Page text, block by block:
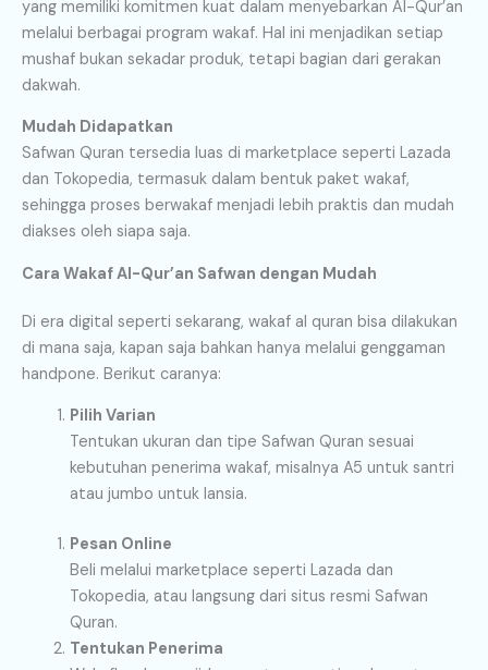
yang memiliki komitmen kuat dalam menyebarkan Al-Qur’an
melalui berbagai program wakaf. Hal ini menjadikan setiap
mushaf bukan sekadar produk, tetapi bagian dari gerakan
dakwah.
Mudah Didapatkan
Safwan Quran tersedia luas di marketplace seperti Lazada
dan Tokopedia, termasuk dalam bentuk paket wakaf,
sehingga proses berwakaf menjadi lebih praktis dan mudah
diakses oleh siapa saja.
Cara Wakaf Al-Qur’an Safwan dengan Mudah
Di era digital seperti sekarang, wakaf al quran bisa dilakukan
di mana saja, kapan saja bahkan hanya melalui genggaman
handpone. Berikut caranya:
Pilih Varian
Tentukan ukuran dan tipe Safwan Quran sesuai
kebutuhan penerima wakaf, misalnya A5 untuk santri
atau jumbo untuk lansia.
Pesan Online
Beli melalui marketplace seperti Lazada dan
Tokopedia, atau langsung dari situs resmi Safwan
Quran.
Tentukan Penerima